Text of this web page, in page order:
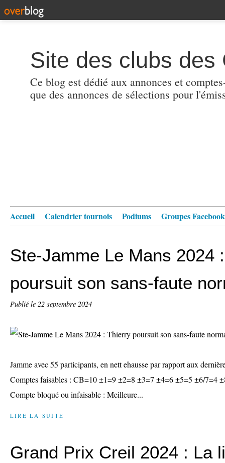
Site des clubs
Ce blog est dédié aux annonces et
que des annonces de sélections pour
Accueil Calendrier tournois Podiums Groupes Facebook
Ste-Jamme Le Mans 2024
poursuit son sans-faute
Publié le 22 septembre 2024
Jamme avec 55 participants, en nett ehausse par rapport aux
Comptes faisables : CB=10 ±1=9 ±2=8 ±3=7 ±4=6 ±5=5 ±6/7=4
Compte bloqué ou infaisable : Meilleure...
LIRE LA SUITE
Grand Prix Creil 2024 : La